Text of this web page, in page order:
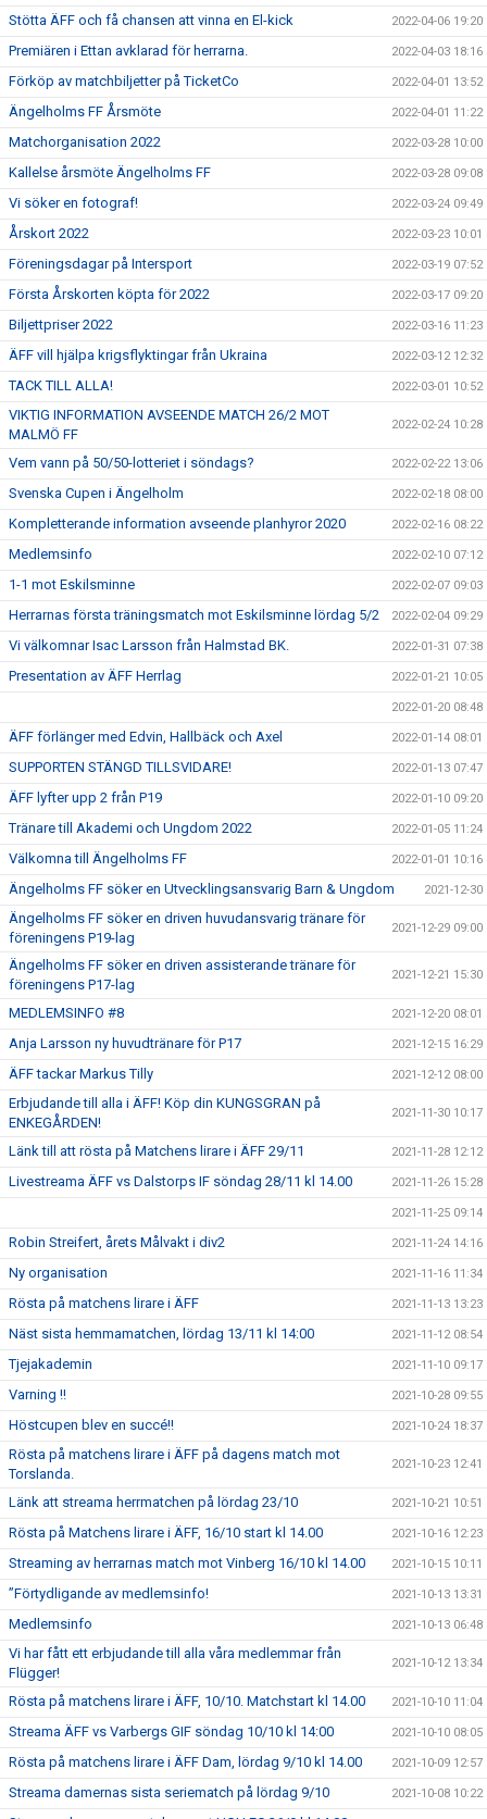
Stötta ÄFF och få chansen att vinna en El-kick 2022-04-06 19:20
Premiären i Ettan avklarad för herrarna. 2022-04-03 18:16
Förköp av matchbiljetter på TicketCo 2022-04-01 13:52
Ängelholms FF Årsmöte 2022-04-01 11:22
Matchorganisation 2022 2022-03-28 10:00
Kallelse årsmöte Ängelholms FF 2022-03-28 09:08
Vi söker en fotograf! 2022-03-24 09:49
Årskort 2022 2022-03-23 10:01
Föreningsdagar på Intersport 2022-03-19 07:52
Första Årskorten köpta för 2022 2022-03-17 09:20
Biljettpriser 2022 2022-03-16 11:23
ÄFF vill hjälpa krigsflyktingar från Ukraina 2022-03-12 12:32
TACK TILL ALLA! 2022-03-01 10:52
VIKTIG INFORMATION AVSEENDE MATCH 26/2 MOT
MALMÖ FF
2022-02-24 10:28
Vem vann på 50/50-lotteriet i söndags? 2022-02-22 13:06
Svenska Cupen i Ängelholm 2022-02-18 08:00
Kompletterande information avseende planhyror 2020 2022-02-16 08:22
Medlemsinfo 2022-02-10 07:12
1-1 mot Eskilsminne 2022-02-07 09:03
Herrarnas första träningsmatch mot Eskilsminne lördag 5/2 2022-02-04 09:29
Vi välkomnar Isac Larsson från Halmstad BK. 2022-01-31 07:38
Presentation av ÄFF Herrlag 2022-01-21 10:05
2022-01-20 08:48
ÄFF förlänger med Edvin, Hallbäck och Axel 2022-01-14 08:01
SUPPORTEN STÄNGD TILLSVIDARE! 2022-01-13 07:47
ÄFF lyfter upp 2 från P19 2022-01-10 09:20
Tränare till Akademi och Ungdom 2022 2022-01-05 11:24
Välkomna till Ängelholms FF 2022-01-01 10:16
Ängelholms FF söker en Utvecklingsansvarig Barn & Ungdom 2021-12-30
Ängelholms FF söker en driven huvudansvarig tränare för
föreningens P19-lag
2021-12-29 09:00
Ängelholms FF söker en driven assisterande tränare för
föreningens P17-lag
2021-12-21 15:30
MEDLEMSINFO #8 2021-12-20 08:01
Anja Larsson ny huvudtränare för P17 2021-12-15 16:29
ÄFF tackar Markus Tilly 2021-12-12 08:00
Erbjudande till alla i ÄFF! Köp din KUNGSGRAN på
ENKEGÅRDEN!
2021-11-30 10:17
Länk till att rösta på Matchens lirare i ÄFF 29/11 2021-11-28 12:12
Livestreama ÄFF vs Dalstorps IF söndag 28/11 kl 14.00 2021-11-26 15:28
2021-11-25 09:14
Robin Streifert, årets Målvakt i div2 2021-11-24 14:16
Ny organisation 2021-11-16 11:34
Rösta på matchens lirare i ÄFF 2021-11-13 13:23
Näst sista hemmamatchen, lördag 13/11 kl 14:00 2021-11-12 08:54
Tjejakademin 2021-11-10 09:17
Varning !! 2021-10-28 09:55
Höstcupen blev en succé!! 2021-10-24 18:37
Rösta på matchens lirare i ÄFF på dagens match mot
Torslanda.
2021-10-23 12:41
Länk att streama herrmatchen på lördag 23/10 2021-10-21 10:51
Rösta på Matchens lirare i ÄFF, 16/10 start kl 14.00 2021-10-16 12:23
Streaming av herrarnas match mot Vinberg 16/10 kl 14.00 2021-10-15 10:11
”Förtydligande av medlemsinfo! 2021-10-13 13:31
Medlemsinfo 2021-10-13 06:48
Vi har fått ett erbjudande till alla våra medlemmar från
Flügger!
2021-10-12 13:34
Rösta på matchens lirare i ÄFF, 10/10. Matchstart kl 14.00 2021-10-10 11:04
Streama ÄFF vs Varbergs GIF söndag 10/10 kl 14:00 2021-10-10 08:05
Rösta på matchens lirare i ÄFF Dam, lördag 9/10 kl 14.00 2021-10-09 12:57
Streama damernas sista seriematch på lördag 9/10 2021-10-08 10:22